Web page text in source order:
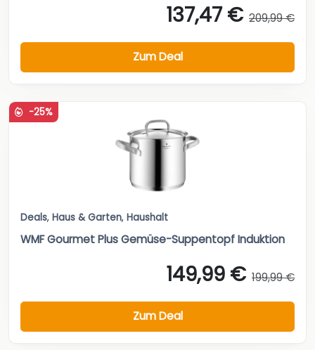
137,47 € 209,99 €
Zum Deal
-25%
Deals, Haus & Garten, Haushalt
WMF Gourmet Plus Gemüse-Suppentopf Induktion
149,99 € 199,99 €
Zum Deal